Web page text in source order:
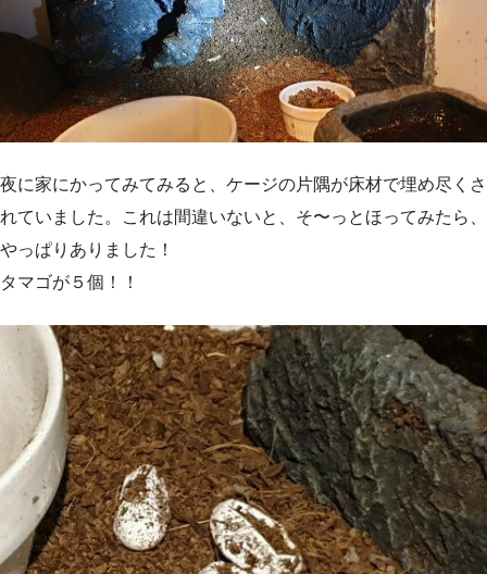
夜に家にかってみてみると、ケージの片隅が床材で埋め尽くさ
れていました。これは間違いないと、そ〜っとほってみたら、
やっぱりありました！
タマゴが５個！！